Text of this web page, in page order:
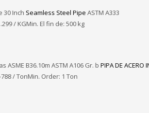
30 Inch Seamless Steel Pipe ASTM A333
/ KGMin. El fin de: 500 kg
ASME B36.10m ASTM A106 Gr. b PIPA DE ACERO
/ TonMin. Order: 1 Ton